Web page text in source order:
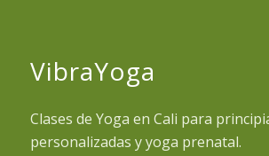
VibraYoga
Clases de Yoga en Cali para
personalizadas y yoga prenatal.